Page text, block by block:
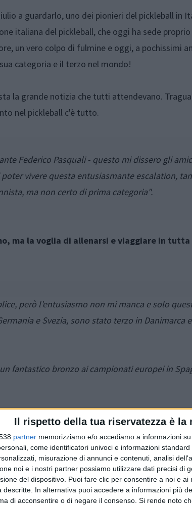
Il rispetto della tua riservatezza è la
partner memorizziamo e/o accediamo a informazioni
come identificatori univoci e informazioni
misurazione di annunci e contenuti, analisi
noi e i nostri partner possiamo utilizzare dati precisi di
del dispositivo. Puoi fare clic per consentire a noi e
descritte. In alternativa puoi accedere a informazioni più
di acconsentire o di negare il consenso. Si rende noto
a guardarlo, uno dei pionieri del pickleball in
italiana del pickleball, che oggi ha sede proprio
un vero colpo di fulmine e oggi, a pochissimi
categoria e il terzo nel mondo!
la grande notizia che tutti attendevano.
nel pickleball c'è tutto.
Federico Pasquali - questo mi dissero gli
vivere questa entusiasmante escalation,
ma non certo di prima categoria".
ma la voglia di allenarsi e viaggiare in
però l'entusiasmo non mi manca e solo
e Svezia, sono stato terzo in Danimarca
fantastico bronzo ai campionati europei in
di Pasquali al gioco del pickleball:
a vincere una medaglia (il bronzo) in un
da appena un paio di mesi!"